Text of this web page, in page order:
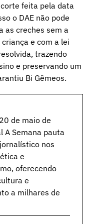
feita pela data
o DAE não pode
as creches sem a
e com a lei
trazendo
e preservando um
Bi Gêmeos.
de maio de
A Semana pauta
nos
e
oferecendo
e
a milhares de